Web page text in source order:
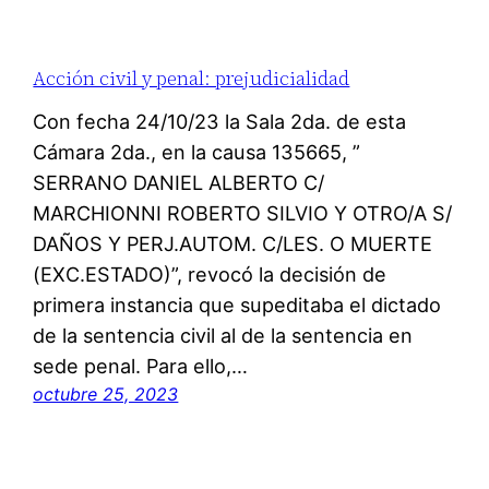
Acción civil y penal: prejudicialidad
Con fecha 24/10/23 la Sala 2da. de esta
Cámara 2da., en la causa 135665, ”
SERRANO DANIEL ALBERTO C/
MARCHIONNI ROBERTO SILVIO Y OTRO/A S/
DAÑOS Y PERJ.AUTOM. C/LES. O MUERTE
(EXC.ESTADO)”, revocó la decisión de
primera instancia que supeditaba el dictado
de la sentencia civil al de la sentencia en
sede penal. Para ello,…
octubre 25, 2023